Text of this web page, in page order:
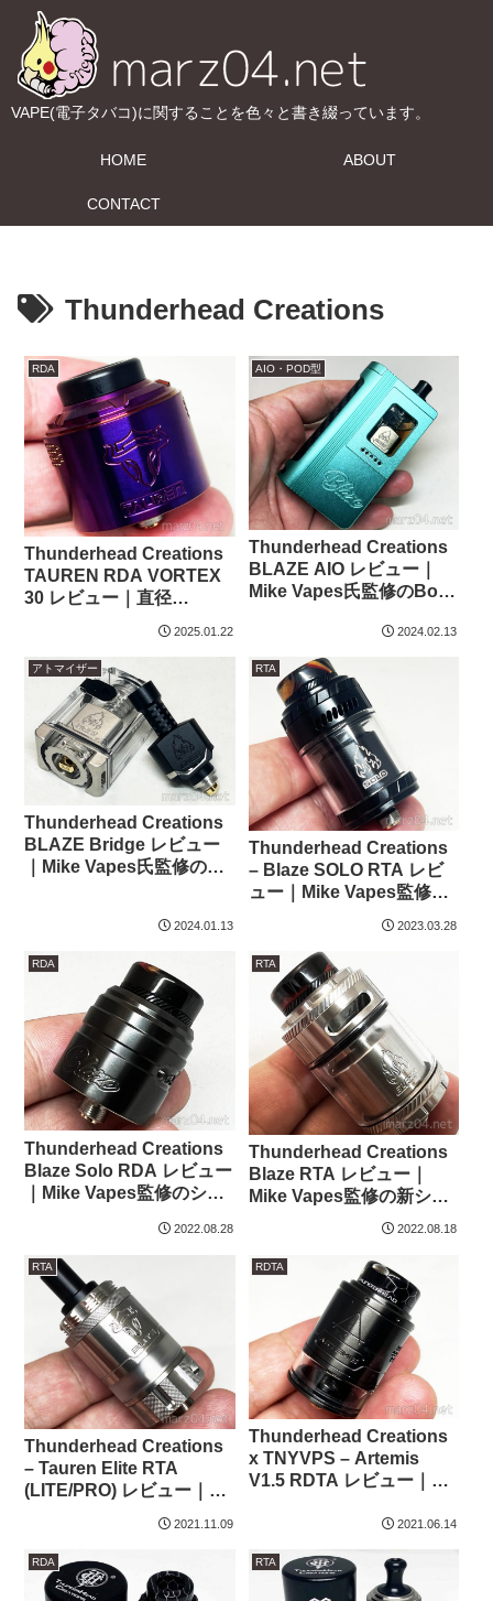
VAPE(電子タバコ)に関することを色々と書き綴っています。
HOME ABOUT
CONTACT
Thunderhead Creations
RDA
Thunderhead Creations
TAUREN RDA VORTEX
30 レビュー｜直径
2025.01.22
AIO・POD型
Thunderhead Creations
BLAZE AIO レビュー｜
Mike Vapes氏監修のBoro
2024.02.13
アトマイザー
Thunderhead Creations
BLAZE Bridge レビュー
｜Mike Vapes氏監修の
2024.01.13
RTA
Thunderhead Creations
– Blaze SOLO RTA レビ
ュー｜Mike Vapes監修、
リキッド漏れに強いシン
2023.03.28
RDA
Thunderhead Creations
Blaze Solo RDA レビュー
｜Mike Vapes監修のシリ
のシングルコイル爆煙
RDA
2022.08.28
RTA
Thunderhead Creations
Blaze RTA レビュー｜
Mike Vapes監修の新シリ
ーズ、トップtoボトム＆
3Dエアフローのデュアル
コイルRTA
2022.08.18
RTA
Thunderhead Creations
– Tauren Elite RTA
(LITE/PRO) レビュー｜多
2021.11.09
RDTA
Thunderhead Creations
x TNYVPS – Artemis
V1.5 RDTA レビュー｜ワ
プ式シングルデッキのBF
2021.06.14
RDA RTA